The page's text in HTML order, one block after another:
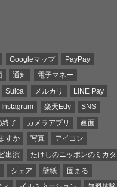
Googleマップ
PayPay
通知
電子マネー
Suica メルカリ
LINE Pay
Instagram 楽天Edy
SNS
終了 カメラアプリ
画面
すか 写真
アイコン
出演
たけしのニッポンのミカタ
シェア 壁紙
固まる